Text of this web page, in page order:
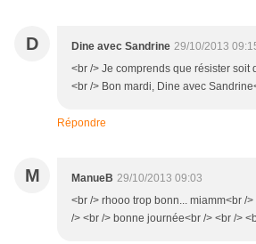
D Dine avec Sandrine 29/10/2013
<br /> Je comprends que résister soit
<br /> Bon mardi, Dine avec
Répondre
M ManueB 29/10/2013 09:03
<br /> rhooo trop bonn... miamm<br /
/> <br /> bonne journée<br /> <br />